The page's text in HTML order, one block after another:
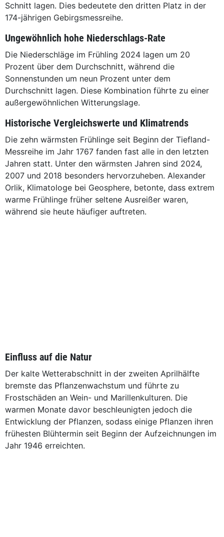
Schnitt lagen. Dies bedeutete den dritten Platz in der
174-jährigen Gebirgsmessreihe.
Ungewöhnlich hohe Niederschlags-Rate
Die Niederschläge im Frühling 2024 lagen um 20
Prozent über dem Durchschnitt, während die
Sonnenstunden um neun Prozent unter dem
Durchschnitt lagen. Diese Kombination führte zu einer
außergewöhnlichen Witterungslage.
Historische Vergleichswerte und Klimatrends
Die zehn wärmsten Frühlinge seit Beginn der Tiefland-
Messreihe im Jahr 1767 fanden fast alle in den letzten
Jahren statt. Unter den wärmsten Jahren sind 2024,
2007 und 2018 besonders hervorzuheben. Alexander
Orlik, Klimatologe bei Geosphere, betonte, dass extrem
warme Frühlinge früher seltene Ausreißer waren,
während sie heute häufiger auftreten.
Einfluss auf die Natur
Der kalte Wetterabschnitt in der zweiten Aprilhälfte
bremste das Pflanzenwachstum und führte zu
Frostschäden an Wein- und Marillenkulturen. Die
warmen Monate davor beschleunigten jedoch die
Entwicklung der Pflanzen, sodass einige Pflanzen ihren
frühesten Blühtermin seit Beginn der Aufzeichnungen im
Jahr 1946 erreichten.